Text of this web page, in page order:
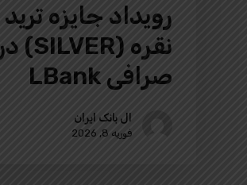
رویداد جایزه ترید
نقره (SILVER) در
صرافی LBank
ال بانک ایران
فوریه 8, 2026